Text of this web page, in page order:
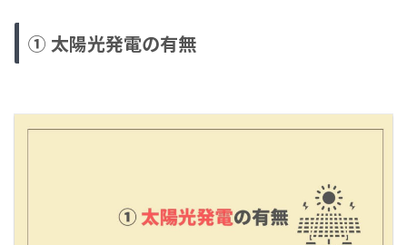
① 太陽光発電の有無